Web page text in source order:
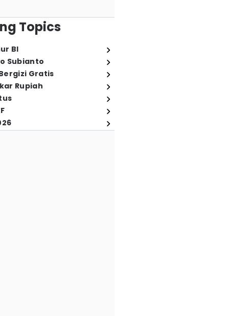
Topics
BI
Subianto
Gratis
Rupiah